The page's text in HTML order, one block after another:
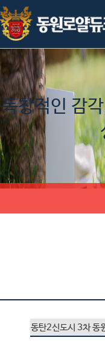
독창적인 감
동탄2신도시 3차 동